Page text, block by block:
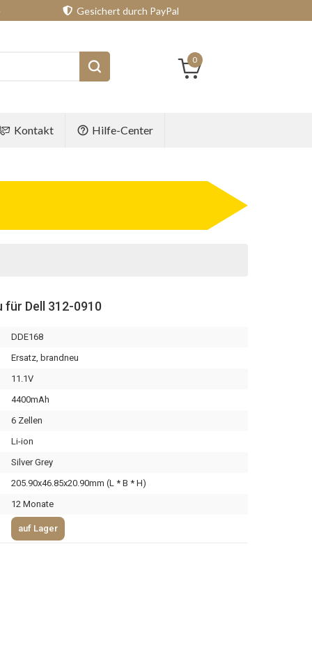
Gesichert durch PayPal
0
Kontakt Hilfe-Center
für Dell 312-0910
DDE168
Ersatz, brandneu
11.1V
4400mAh
6 Zellen
Li-ion
Silver Grey
205.90x46.85x20.90mm (L * B * H)
12 Monate
auf Lager